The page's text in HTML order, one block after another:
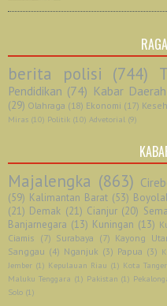
berita polisi (744)
Pendidikan (74) Kabar Daerah
(29) Olahraga (18) Ekonomi (17)
Miras (10) Politik (10) Advetorial (9)
Majalengka (863)
(59) Kalimantan Barat (53)
(21) Demak (21) Cianjur (20)
Banjarnegara (13) Kuningan (13)
Ciamis (7) Surabaya (7) Kayong
Sanggau (4) Nganjuk (3) Papua (3)
Jember (1) Kepulauan Riau (1) Kota
Maluku Tenggara (1) Pakistan (1)
Solo (1)